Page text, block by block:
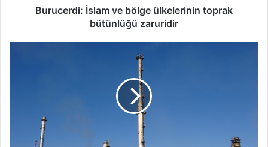
Burucerdi: İslam ve bölge ülkelerinin toprak
bütünlüğü zaruridir